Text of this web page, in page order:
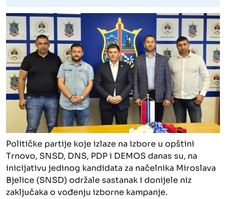
Političke partije koje izlaze na izbore u opštini
Trnovo, SNSD, DNS, PDP i DEMOS danas su, na
inicijativu jedinog kandidata za načelnika Miroslava
Bjelice (SNSD) održale sastanak i donijele niz
zaključaka o vođenju izborne kampanje.